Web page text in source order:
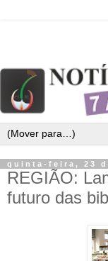
quinta-feira, 23
REGIÃO:
futuro das